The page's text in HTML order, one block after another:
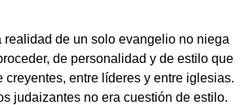
realidad de un solo evangelio no niega
de personalidad y de estilo que
creyentes, entre líderes y entre iglesias.
judaizantes no era cuestión de estilo.